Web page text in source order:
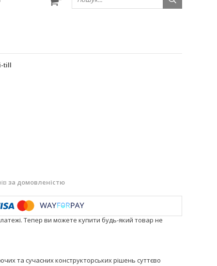
till
за домовленістю
Тепер ви можете купити будь-який товар не
та сучасних конструкторських рішень суттєво